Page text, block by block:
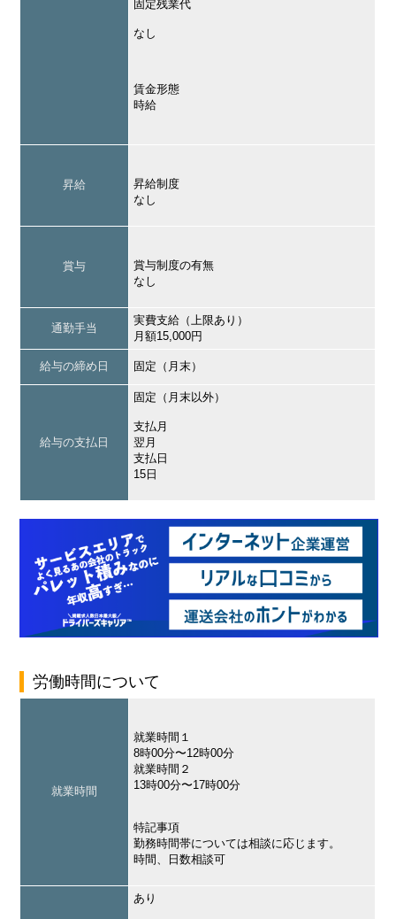
固定残業代
なし
賃金形態
時給
昇給
昇給制度
なし
賞与
賞与制度の有無
なし
通勤手当
実費支給（上限あり）
月額15,000円
給与の締め日 固定（月末）
給与の支払日
固定（月末以外）
支払月
翌月
支払日
15日
労働時間について
就業時間
就業時間１
8時00分〜12時00分
就業時間２
13時00分〜17時00分
特記事項
勤務時間帯については相談に応じます。
時間、日数相談可
あり